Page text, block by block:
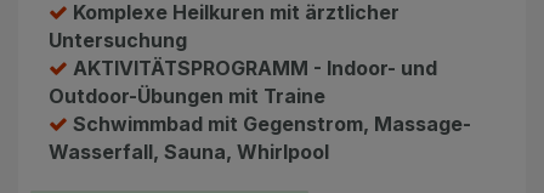
Komplexe Heilkuren mit ärztlicher
Untersuchung
AKTIVITÄTSPROGRAMM - Indoor- und
Outdoor-Übungen mit Traine
Schwimmbad mit Gegenstrom, Massage-
Wasserfall, Sauna, Whirlpool